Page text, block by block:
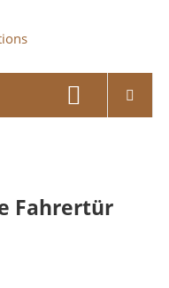
Fahrertür